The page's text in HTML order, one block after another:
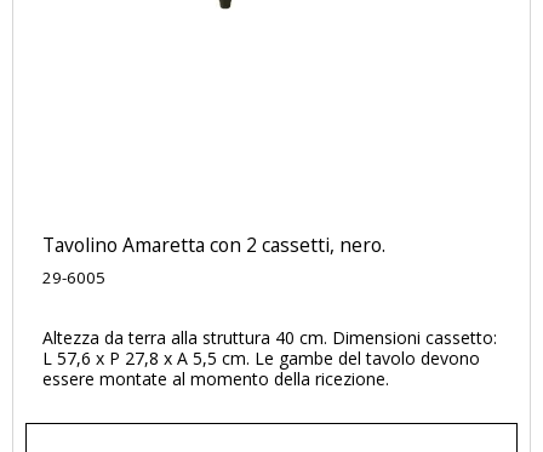
Tavolino Amaretta con 2 cassetti, nero.
29-6005
Altezza da terra alla struttura 40 cm. Dimensioni cassetto:
L 57,6 x P 27,8 x A 5,5 cm. Le gambe del tavolo devono
essere montate al momento della ricezione.